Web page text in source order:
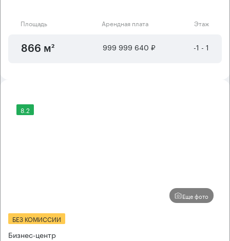
Площадь Арендная плата Этаж
866 м² 999 999 640 ₽ -1 - 1
8.2
Еще фото
БЕЗ КОМИССИИ
Бизнес-центр